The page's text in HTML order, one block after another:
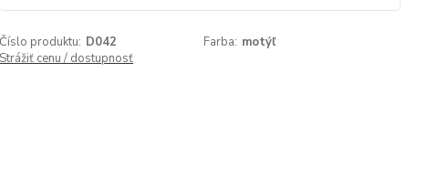
Číslo produktu: D042 Farba: motýľ
Strážiť cenu / dostupnosť